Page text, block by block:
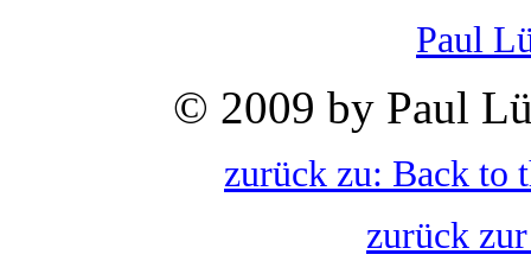
Paul
© 2009 by Paul
zurück zu: Back to
zurück